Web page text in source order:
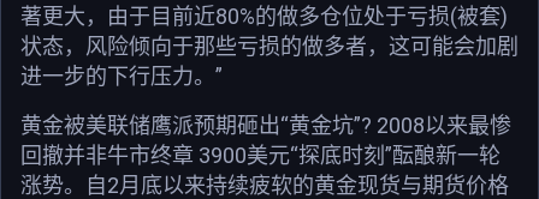
著更大，由于目前近80%的做多仓位处于亏损(被套)
状态，风险倾向于那些亏损的做多者，这可能会加剧
进一步的下行压力。”
黄金被美联储鹰派预期砸出“黄金坑”? 2008以来最惨
回撤并非牛市终章 3900美元“探底时刻”酝酿新一轮
涨势。自2月底以来持续疲软的黄金现货与期货价格